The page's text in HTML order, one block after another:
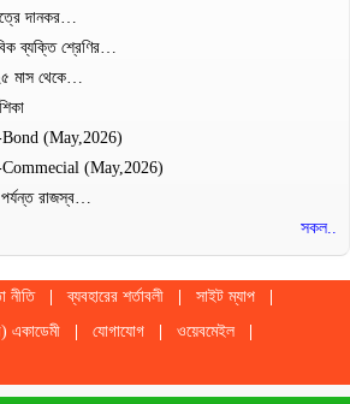
দানকর…
ব্যক্তি শ্রেণির…
মাস থেকে…
(May,2026)
(May,2026)
রাজস্ব…
সকল..
নীতি ব্যবহারের শর্তাবলী
সাইট ম্যাপ
একাডেমী যোগাযোগ
ওয়েবমেইল